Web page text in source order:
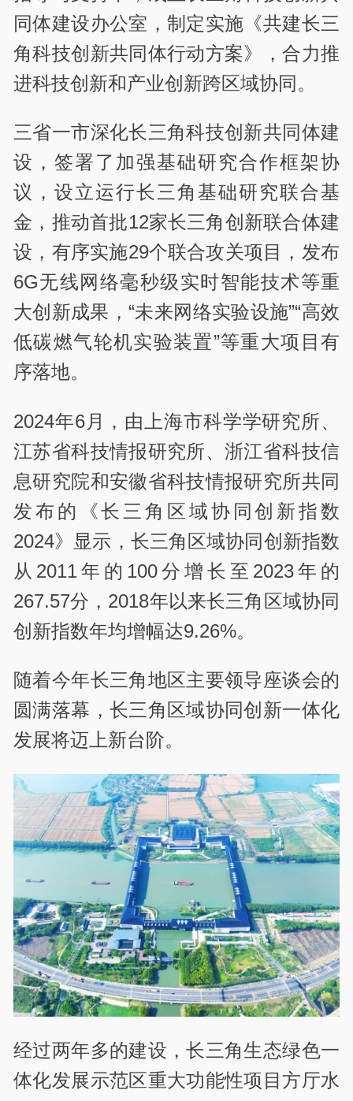
同体建设办公室，制定实施《共建长三
角科技创新共同体行动方案》，合力推
进科技创新和产业创新跨区域协同。
三省一市深化长三角科技创新共同体建
设，签署了加强基础研究合作框架协
议，设立运行长三角基础研究联合基
金，推动首批12家长三角创新联合体建
设，有序实施29个联合攻关项目，发布
6G无线网络毫秒级实时智能技术等重
大创新成果，“未来网络实验设施”“高效
低碳燃气轮机实验装置”等重大项目有
序落地。
2024年6月，由上海市科学学研究所、
江苏省科技情报研究所、浙江省科技信
息研究院和安徽省科技情报研究所共同
发布的《长三角区域协同创新指数
2024》显示，长三角区域协同创新指数
从2011年的100分增长至2023年的
267.57分，2018年以来长三角区域协同
创新指数年均增幅达9.26%。
随着今年长三角地区主要领导座谈会的
圆满落幕，长三角区域协同创新一体化
发展将迈上新台阶。
经过两年多的建设，长三角生态绿色一
体化发展示范区重大功能性项目方厅水